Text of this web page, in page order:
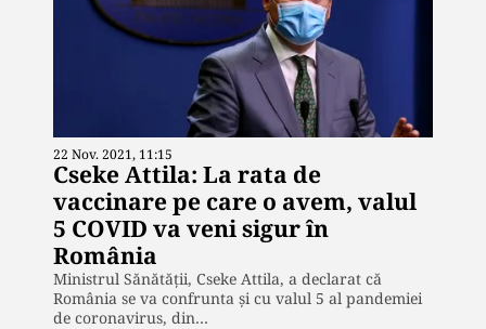
22 Nov. 2021, 11:15
Cseke Attila: La rata de
vaccinare pe care o avem, valul
5 COVID va veni sigur în
România
Ministrul Sănătății, Cseke Attila, a declarat că
România se va confrunta și cu valul 5 al pandemiei
de coronavirus, din…